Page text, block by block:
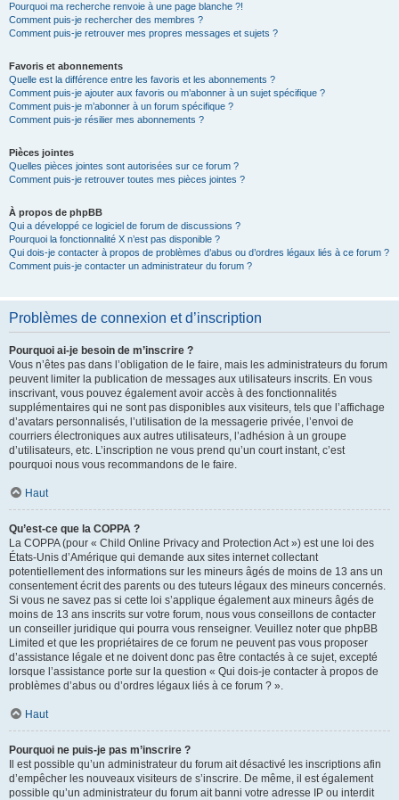
Pourquoi ma recherche renvoie à une page blanche ?!
Comment puis-je rechercher des membres ?
Comment puis-je retrouver mes propres messages et sujets ?
Favoris et abonnements
Quelle est la différence entre les favoris et les abonnements ?
Comment puis-je ajouter aux favoris ou m’abonner à un sujet spécifique ?
Comment puis-je m’abonner à un forum spécifique ?
Comment puis-je résilier mes abonnements ?
Pièces jointes
Quelles pièces jointes sont autorisées sur ce forum ?
Comment puis-je retrouver toutes mes pièces jointes ?
À propos de phpBB
Qui a développé ce logiciel de forum de discussions ?
Pourquoi la fonctionnalité X n’est pas disponible ?
Qui dois-je contacter à propos de problèmes d’abus ou d’ordres légaux liés à ce forum ?
Comment puis-je contacter un administrateur du forum ?
Problèmes de connexion et d’inscription
Pourquoi ai-je besoin de m’inscrire ?
Vous n’êtes pas dans l’obligation de le faire, mais les administrateurs du forum
peuvent limiter la publication de messages aux utilisateurs inscrits. En vous
inscrivant, vous pouvez également avoir accès à des fonctionnalités
supplémentaires qui ne sont pas disponibles aux visiteurs, tels que l’affichage
d’avatars personnalisés, l’utilisation de la messagerie privée, l’envoi de
courriers électroniques aux autres utilisateurs, l’adhésion à un groupe
d’utilisateurs, etc. L’inscription ne vous prend qu’un court instant, c’est
pourquoi nous vous recommandons de le faire.
Haut
Qu’est-ce que la COPPA ?
La COPPA (pour « Child Online Privacy and Protection Act ») est une loi des
États-Unis d’Amérique qui demande aux sites internet collectant
potentiellement des informations sur les mineurs âgés de moins de 13 ans un
consentement écrit des parents ou des tuteurs légaux des mineurs concernés.
Si vous ne savez pas si cette loi s’applique également aux mineurs âgés de
moins de 13 ans inscrits sur votre forum, nous vous conseillons de contacter
un conseiller juridique qui pourra vous renseigner. Veuillez noter que phpBB
Limited et que les propriétaires de ce forum ne peuvent pas vous proposer
d’assistance légale et ne doivent donc pas être contactés à ce sujet, excepté
lorsque l’assistance porte sur la question « Qui dois-je contacter à propos de
problèmes d’abus ou d’ordres légaux liés à ce forum ? ».
Haut
Pourquoi ne puis-je pas m’inscrire ?
Il est possible qu’un administrateur du forum ait désactivé les inscriptions afin
d’empêcher les nouveaux visiteurs de s’inscrire. De même, il est également
possible qu’un administrateur du forum ait banni votre adresse IP ou interdit